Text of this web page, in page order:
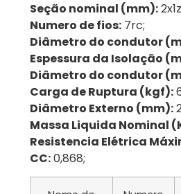
Seção nominal (mm):
Numero de fios: 7rc;
Diâmetro do condutor
Espessura da Isolação
Diâmetro do condutor
Carga de Ruptura (kgf):
Diâmetro Externo (mm):
Massa Liquida Nominal
Resistencia Elétrica
CC:0,868;